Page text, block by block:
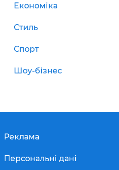
Економіка
Стиль
Спорт
Шоу-бізнес
Реклама
Персональні дані